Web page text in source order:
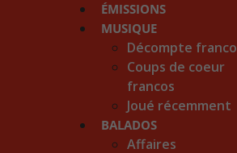
ÉMISSIONS
MUSIQUE
Décompte franco
Coups de coeur
francos
Joué récemment
BALADOS
Affaires